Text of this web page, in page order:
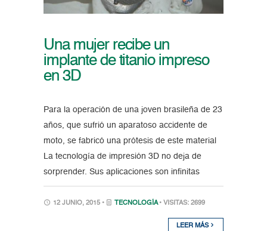
Una mujer recibe un
implante de titanio impreso
en 3D
Para la operación de una joven brasileña de 23
años, que sufrió un aparatoso accidente de
moto, se fabricó una prótesis de este material
La tecnología de impresión 3D no deja de
sorprender. Sus aplicaciones son infinitas
12 JUNIO, 2015 • TECNOLOGÍA • VISITAS: 2699
LEER MÁS